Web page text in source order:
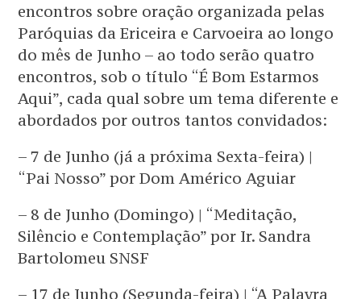
encontros sobre oração organizada pelas
Paróquias da Ericeira e Carvoeira ao longo
do mês de Junho – ao todo serão quatro
encontros, sob o título “É Bom Estarmos
Aqui”, cada qual sobre um tema diferente e
abordados por outros tantos convidados:
– 7 de Junho (já a próxima Sexta-feira) |
“Pai Nosso” por Dom Américo Aguiar
– 8 de Junho (Domingo) | “Meditação,
Silêncio e Contemplação” por Ir. Sandra
Bartolomeu SNSF
– 17 de Junho (Segunda-feira) | “A Palavra